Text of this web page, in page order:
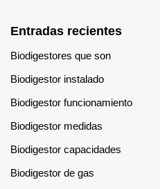
Entradas recientes
Biodigestores que son
Biodigestor instalado
Biodigestor funcionamiento
Biodigestor medidas
Biodigestor capacidades
Biodigestor de gas